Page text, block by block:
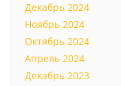
Декабрь 2024
Ноябрь 2024
Октябрь 2024
Апрель 2024
Декабрь 2023